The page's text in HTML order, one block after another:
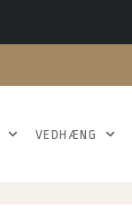
VEDHÆNG